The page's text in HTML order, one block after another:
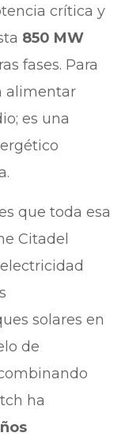
crítica y
850 MW
fases. Para
alimentar
es una
que toda esa
Citadel
solares en
de
ha